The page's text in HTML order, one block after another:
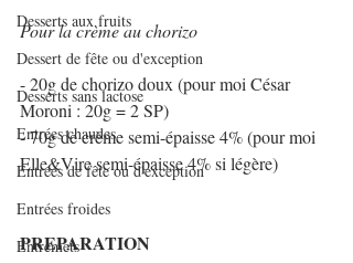
Desserts aux fruits
Dessert de fête ou d'exception
Desserts sans lactose
Entrées chaudes
Entrées de fête ou d'exception
Entrées froides
Entremets
Pour la crème au chorizo
- 20g de chorizo doux (pour moi César
Moroni : 20g = 2 SP)
- 70g de crème semi-épaisse 4% (pour moi
Elle&Vire semi-épaisse 4% si légère)
PREPARATION